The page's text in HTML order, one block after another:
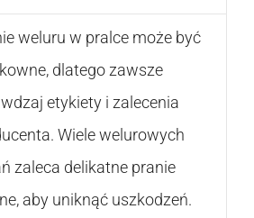
weluru w pralce może być
dlatego zawsze
etykiety i zalecenia
Wiele welurowych
zaleca delikatne pranie
aby uniknąć uszkodzeń.